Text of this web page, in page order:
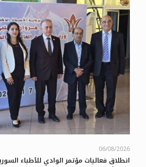
06/08/2026
انطلاق فعاليات مؤتمر الوادي للأطباء